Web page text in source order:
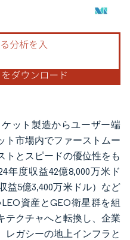
BY 4.0の表示が必要です。
ット製造からユーザー端
ト市場内でファーストムー
トとスピードの優位性をも
年度収益42億8,000万米ド
益5億3,400万米ドル）など
資産とGEO衛星群を組
テクチャへと転換し、企業
レガシーの地上インフラと